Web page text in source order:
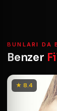
BUNLARI DA
Benzer
★ 8.4